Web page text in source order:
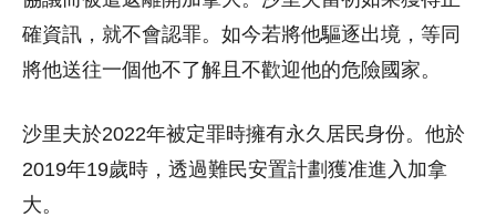
確資訊，就不會認罪。如今若將他驅逐出境，等同
將他送往一個他不了解且不歡迎他的危險國家。
沙里夫於2022年被定罪時擁有永久居民身份。他於
2019年19歲時，透過難民安置計劃獲准進入加拿
大。